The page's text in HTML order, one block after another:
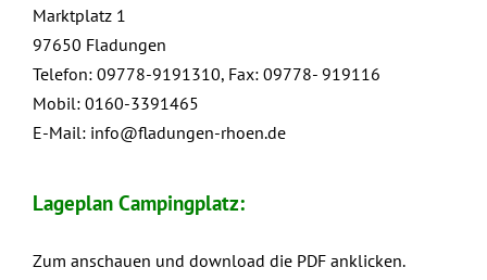
Marktplatz 1
97650 Fladungen
Telefon: 09778-9191310, Fax: 09778- 919116
Mobil: 0160-3391465
E-Mail: info@fladungen-rhoen.de
Lageplan Campingplatz:
Zum anschauen und download die PDF anklicken.